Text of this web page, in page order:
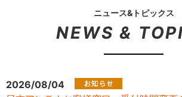
ニュース&トピックス
NEWS &
2026/08/04